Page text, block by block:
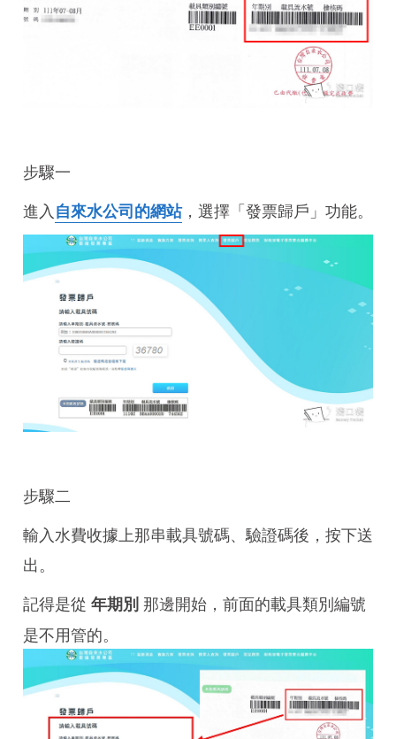
步驟一
進入 自來水公司的網站，選擇「發票歸戶」功能。
步驟二
輸入水費收據上那串載具號碼、驗證碼後，按下送
出。
記得是從 年期別 那邊開始，前面的載具類別編號
是不用管的。